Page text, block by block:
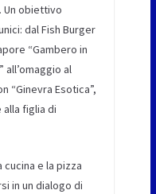
Un obiettivo
dal Fish Burger
“Gambero in
all’omaggio al
“Ginevra Esotica”,
figlia di
cucina e la pizza
in un dialogo di